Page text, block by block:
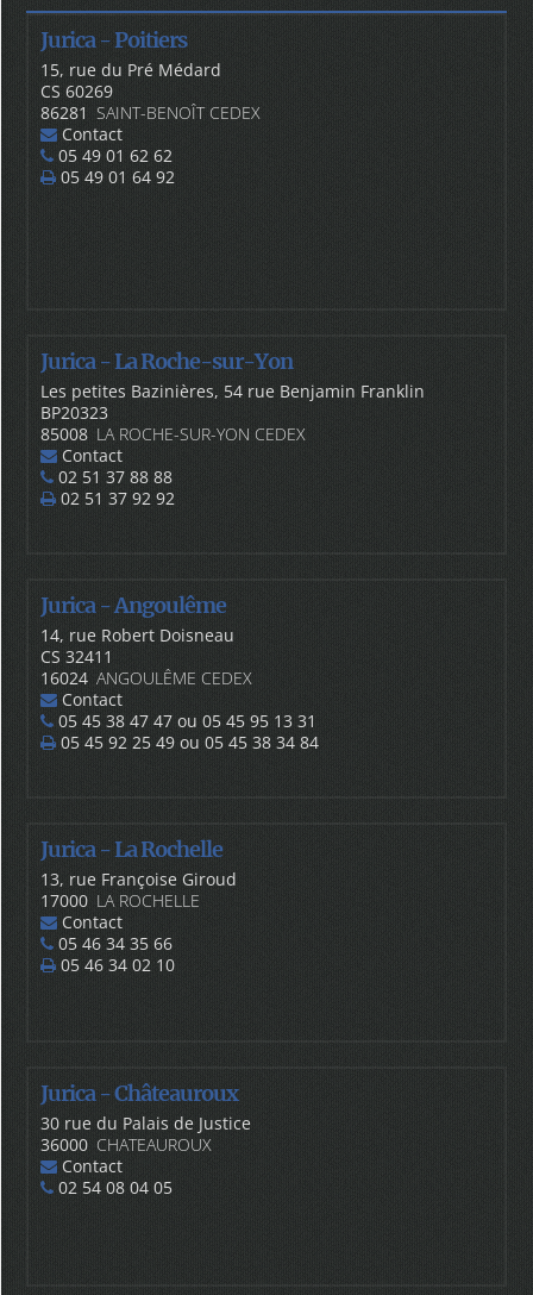
Jurica - Poitiers
15, rue du Pré Médard
CS 60269
86281 SAINT-BENOÎT CEDEX
Contact
05 49 01 62 62
05 49 01 64 92
Jurica - La Roche-sur-Yon
Les petites Bazinières, 54 rue Benjamin Franklin
BP20323
85008 LA ROCHE-SUR-YON CEDEX
Contact
02 51 37 88 88
02 51 37 92 92
Jurica - Angoulême
14, rue Robert Doisneau
CS 32411
16024 ANGOULÊME CEDEX
Contact
05 45 38 47 47 ou 05 45 95 13 31
05 45 92 25 49 ou 05 45 38 34 84
Jurica - La Rochelle
13, rue Françoise Giroud
17000 LA ROCHELLE
Contact
05 46 34 35 66
05 46 34 02 10
Jurica - Châteauroux
30 rue du Palais de Justice
36000 CHATEAUROUX
Contact
02 54 08 04 05